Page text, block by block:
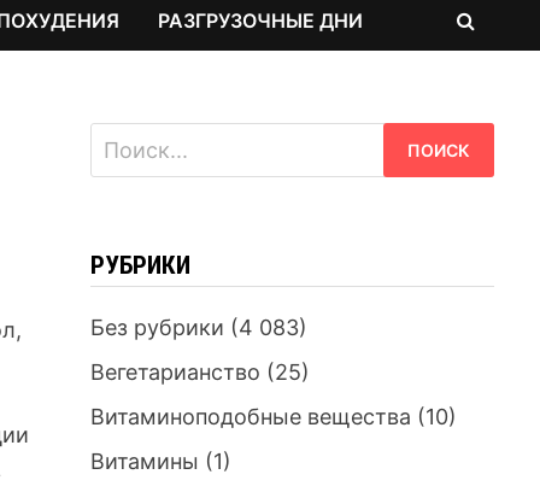
РАЗГРУЗОЧНЫЕ ДНИ
Найти:
РУБРИКИ
Без рубрики (4 083)
Вегетарианство (25)
Витаминоподобные вещества (10)
Витамины (1)